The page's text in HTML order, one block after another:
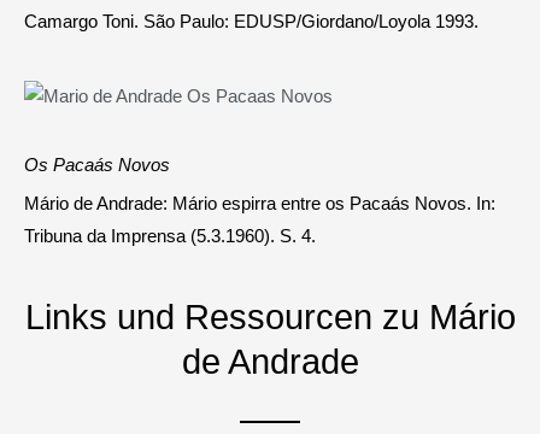
Camargo Toni. São Paulo: EDUSP/Giordano/Loyola 1993.
Os Pacaás Novos
Mário de Andrade: Mário espirra entre os Pacaás Novos. In:
Tribuna da Imprensa (5.3.1960). S. 4.
Links und Ressourcen zu Mário
de Andrade